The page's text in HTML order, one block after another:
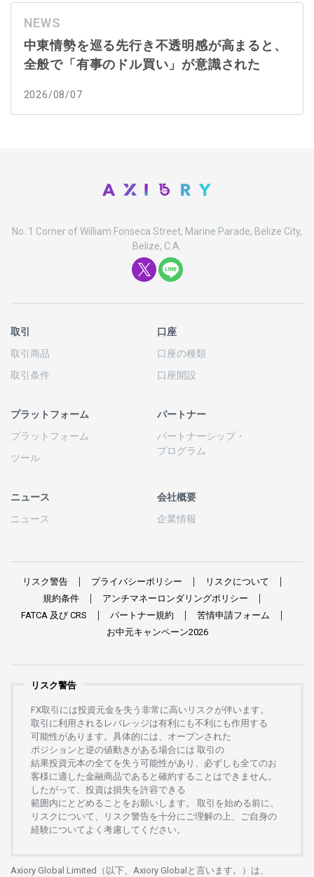
NEWS
中東情勢を巡る先行き不透明感が高まると、
全般で「有事のドル買い」が意識された
2026/08/07
No. 1 Corner of William Fonseca Street, Marine Parade, Belize City,
Belize, C.A.
取引
取引商品
取引条件
口座
口座の種類
口座開設
プラットフォーム
プラットフォーム
ツール
パートナー
パートナーシップ・
プログラム
ニュース
ニュース
会社概要
企業情報
リスク警告 プライバシーポリシー
リスクについて
規約条件
アンチマネーロンダリングポリシー
FATCA 及び CRS パートナー規約 苦情申請フォーム
お中元キャンペーン2026
リスク警告
FX取引には投資元金を失う 非常に高い リスクが伴います。
取引に利用さ れる レバレッジは有利にも不利にも作用する
可能性があります。 具体的には、 オープンさ れた
ポジションと 逆の値動きがある場合には 取引の
結果投資元本の全てを失う 可能性があり、 必ずしも全てのお
客様に適した金融商品であると 確約することはできません。
したがって、 投資は損失を許容できる
範囲内にとどめることをお願いします 。 取引を始める前に、
リスクについて、
リスク警告を十分に ご理解の 上、 ご自身の
経験について よく 考慮してください。
Axiory Global Limited（以下、Axiory Globalと言います。）は、